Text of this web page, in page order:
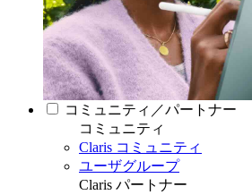
コミュニティ／パートナー
コミュニティ
Claris コミュニティ
ユーザグループ
Claris パートナー